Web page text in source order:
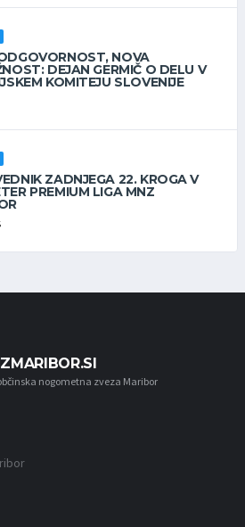
NOVA
DEJAN GERMIČ O DELU V
KOMITEJU SLOVENIJE
ZADNJEGA 22. KROGA V
PREMIUM LIGA MNZ
nogometna zveza Maribor